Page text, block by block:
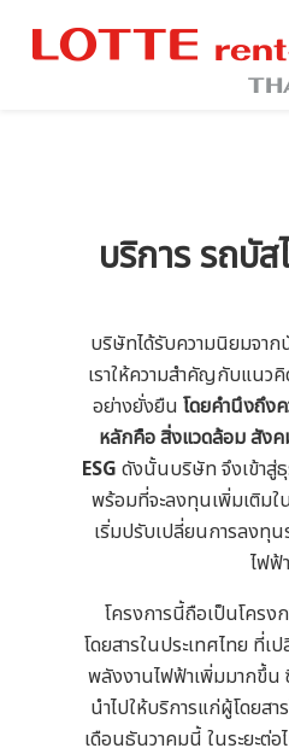
บริการ รถบัส
บริษัทได้รับความนิยมจาก
เราให้ความสำคัญกับแนว
อย่างยั่งยืน โดยคำนึงถึง
หลักคือ สิ่งแวดล้อม สัง
ESG ดังนั้นบริษัท จึงเข้าสู่
พร้อมที่จะลงทุนเพิ่มเติมใ
เริ่มปรับเปลี่ยนการลงทุน
ไฟฟ้า
โครงการนี้ถือเป็นโครง
โดยสารในประเทศไทย ที่เ
พลังงานไฟฟ้าเพิ่มมากขึ้น
นำไปให้บริการแก่ผู้โดยสา
เดือนธันวาคมนี้ ในระยะต่อ